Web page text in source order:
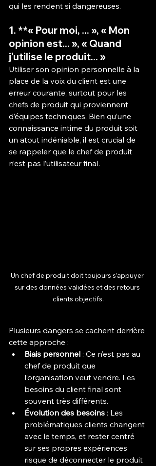
qui les rendent si dangereuses.
1. **« Pour moi, ... », « Mon
opinion est... », « Quand
j’utilise le produit... »
Utiliser son opinion personnelle à la
place de la voix du client est une
erreur courante, surtout pour les
chefs de produit qui proviennent
d’équipes techniques. Bien qu’une
connaissance intime du produit soit
un atout indéniable, il est crucial de
se rappeler que le chef de produit
n’est pas l’utilisateur final.
Un chef de produit doit toujours s’appuyer
sur des données validées et des retours
clients objectifs.
Plusieurs dangers se cachent derrière
cette approche :
Biais personnel : Ce n’est pas au
chef de produit que
l’organisation veut vendre. Les
besoins du client final sont
souvent très différents.
Évolution des besoins : Les
problématiques clients changent
avec le temps, et rester centré
sur ses propres expériences
risque de déconnecter le produit